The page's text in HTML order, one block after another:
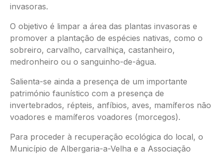
invasoras.
O objetivo é limpar a área das plantas invasoras e
promover a plantação de espécies nativas, como o
sobreiro, carvalho, carvalhiça, castanheiro,
medronheiro ou o sanguinho-de-água.
Salienta-se ainda a presença de um importante
património faunístico com a presença de
invertebrados, répteis, anfíbios, aves, mamíferos não
voadores e mamíferos voadores (morcegos).
Para proceder à recuperação ecológica do local, o
Município de Albergaria-a-Velha e a Associação